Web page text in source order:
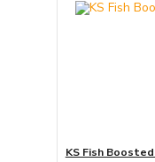
KS Fish